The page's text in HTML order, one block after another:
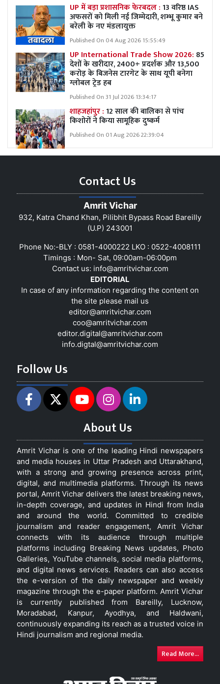
UP में बड़ा प्रशासनिक फेरबदल :13 वरिष्ठ IAS
अफसरों को मिली नई जिम्मेदारी, शम्भू कुमार बने
बरेली के नए मंडलायुक्त
Published On 04 Aug 2026 15:55:49
UP International Trade Show 2026: 85
देशों के खरीदार, 2400+ प्रदर्शक और 13,500
करोड़ के बिजनेस टारगेट के साथ यूपी बनेगा
ग्लोबल ट्रेड हब
Published On 31 Jul 2026 13:34:17
शाहजहांपुर :12 साल की बालिका से पांच
किशोरों ने किया सामूहिक दुष्कर्म
Published On 01 Aug 2026 22:39:04
Contact Us
Amrit Vichar
932, Katra Chand Khan, Pilibhit Bypass Road Bareilly
(U.P) 243001
Phone No:-BLY : 0581-4000222 LKO : 0522-4008111
Timings : Mon- Sat, 09:00am-06:00pm
Contact us: info@amritvichar.com
EDITORIAL
In case of any information regarding the content on
the site please mail us
editor@amritvichar.com
coo@amritvichar.com
editor.digital@amritvichar.com
info.digtal@amritvichar.com
Follow Us
About Us
Amrit Vichar is one of the leading Hindi newspapers
and media houses in Uttar Pradesh and Uttarakhand,
with a strong and growing presence across print,
digital, and multimedia platforms. Through its news
portal, Amrit Vichar delivers the latest breaking news,
in-depth coverage, and updates in Hindi from India
and around the world. Committed to credible
journalism and reader engagement, Amrit Vichar
connects with its audience through multiple
platforms including Breaking News updates, Photo
Galleries, YouTube channels, social media platforms,
and digital news services. Readers can also access
the e-version of the daily newspaper and weekly
magazine through the e-paper platform. Amrit Vichar
is currently published from Bareilly, Lucknow,
Moradabad, Kanpur, Ayodhya, and Haldwani,
continuously expanding its reach as a trusted voice in
Hindi journalism and regional media.
Read More...